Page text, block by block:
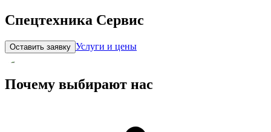
Спецтехника Сервис
Оставить заявку Услуги и цены
Почему выбирают нас